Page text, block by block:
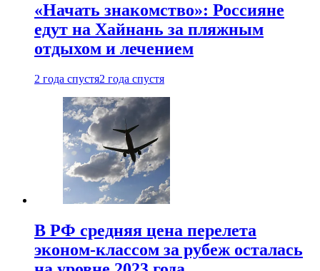
«Начать знакомство»: Россияне
едут на Хайнань за пляжным
отдыхом и лечением
2 года спустя2 года спустя
В РФ средняя цена перелета
эконом-классом за рубеж осталась